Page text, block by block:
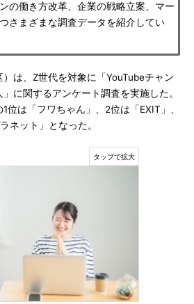
の働き方改革、企業の戦略立案、マー
さまざまな調査データを紹介してい
は、Z世代を対象に「YouTubeチャン
に関するアンケート調査を実施した。
位は「フワちゃん」、2位は「EXIT」、
ネット」となった。